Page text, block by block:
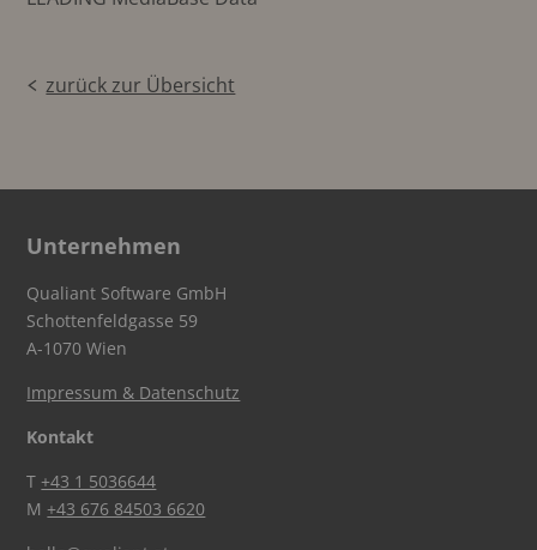
zurück zur Übersicht
Unternehmen
Qualiant Software GmbH
Schottenfeldgasse 59
A-1070 Wien
Impressum & Datenschutz
Kontakt
T+43 1 5036644
M+43 676 84503 6620